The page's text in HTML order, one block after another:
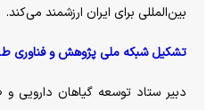
بین‌المللی برای ایران ارزشمند می‌کند.
تشکیل شبکه ملی پژوهش و فناوری
دبیر ستاد توسعه گیاهان